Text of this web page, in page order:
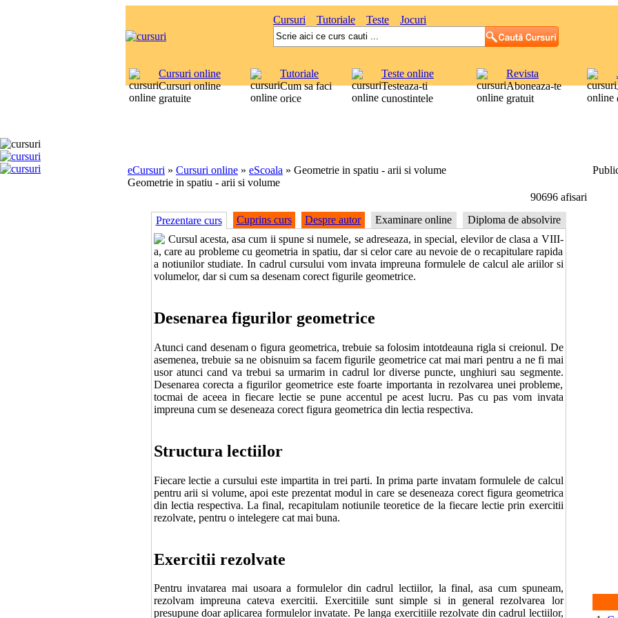
Cursuri Tutoriale Teste
Jocuri
Cursuri online
Cursuri online
gratuite
Tutoriale
Cum sa faci
orice
Teste online
Testeaza-ti
cunostintele
Revista
Aboneaza-te
gratuit
eCursuri » Cursuri online » eScoala » Geometrie in spatiu - arii si volume
Geometrie in spatiu - arii si volume
90696 afisari
Prezentare curs
Cuprins curs Despre autor Examinare online
Diploma de absolvire
Cursul acesta, asa cum ii spune si numele, se adreseaza, in special, elevilor de clasa a VIII-
a, care au probleme cu geometria in spatiu, dar si celor care au nevoie de o recapitulare rapida
a notiunilor studiate. In cadrul cursului vom invata impreuna formulele de calcul ale ariilor si
volumelor, dar si cum sa desenam corect figurile geometrice.
Desenarea figurilor geometrice
Atunci cand desenam o figura geometrica, trebuie sa folosim intotdeauna rigla si creionul. De
asemenea, trebuie sa ne obisnuim sa facem figurile geometrice cat mai mari pentru a ne fi mai
usor atunci cand va trebui sa urmarim in cadrul lor diverse puncte, unghiuri sau segmente.
Desenarea corecta a figurilor geometrice este foarte importanta in rezolvarea unei probleme,
tocmai de aceea in fiecare lectie se pune accentul pe acest lucru. Pas cu pas vom invata
impreuna cum se deseneaza corect figura geometrica din lectia respectiva.
Structura lectiilor
Fiecare lectie a cursului este impartita in trei parti. In prima parte invatam formulele de calcul
pentru arii si volume, apoi este prezentat modul in care se deseneaza corect figura geometrica
din lectia respectiva. La final, recapitulam notiunile teoretice de la fiecare lectie prin exercitii
rezolvate, pentru o intelegere cat mai buna.
Exercitii rezolvate
Pentru invatarea mai usoara a formulelor din cadrul lectiilor, la final, asa cum spuneam,
rezolvam impreuna cateva exercitii. Exercitiile sunt simple si in general rezolvarea lor
presupune doar aplicarea formulelor invatate. Pe langa exercitiile rezolvate din cadrul lectiilor,